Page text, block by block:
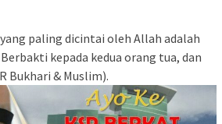
paling dicintai oleh Allah adalah
kepada kedua orang tua, dan
Bukhari & Muslim).